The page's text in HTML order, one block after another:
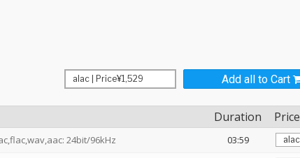
Add all to Cart
Duration Price
24bit/96kHz
03:59